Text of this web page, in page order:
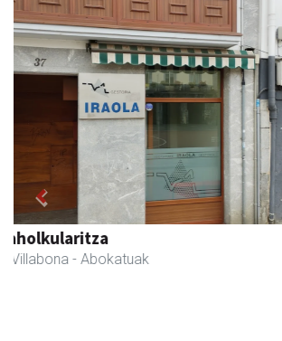
Xixori belar-denda
Andoain - Belar-denda
Previous